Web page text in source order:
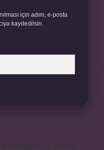
için adım, e-posta
kaydedilsin.